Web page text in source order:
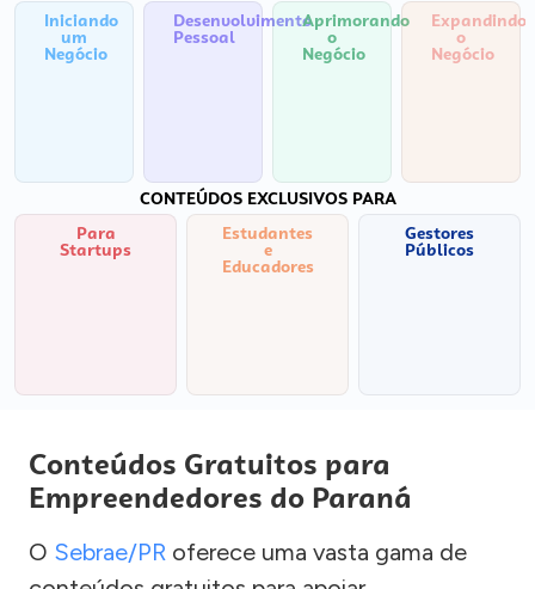
Iniciando
um
Negócio
Desenvolvimento
Pessoal
Aprimorando
o
Negócio
Expandindo
o
Negócio
CONTEÚDOS EXCLUSIVOS PARA
Para
Startups
Estudantes
e
Educadores
Gestores
Públicos
Conteúdos Gratuitos para
Empreendedores do Paraná
O Sebrae/PR oferece uma vasta gama de